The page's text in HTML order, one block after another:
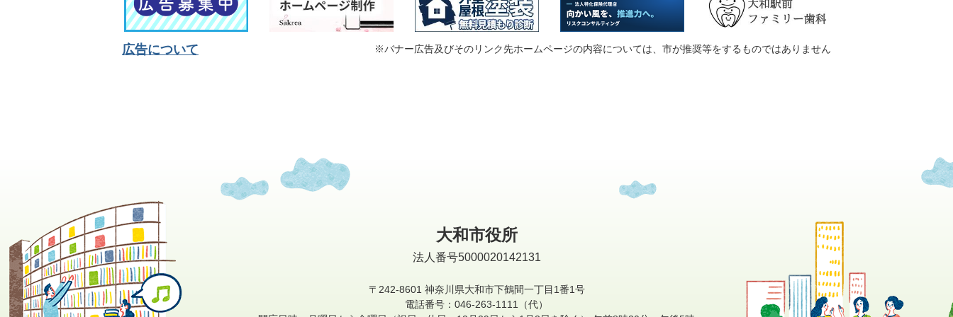
広告について ※バナー広告及びそのリンク先ホームページの内容については、市が推奨等をするものではありません
大和市役所
法人番号5000020142131
〒242-8601 神奈川県大和市下鶴間一丁目1番1号
電話番号：046-263-1111（代）